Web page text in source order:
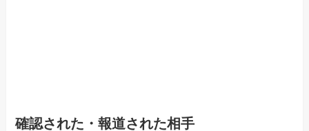
確認された・報道された相手